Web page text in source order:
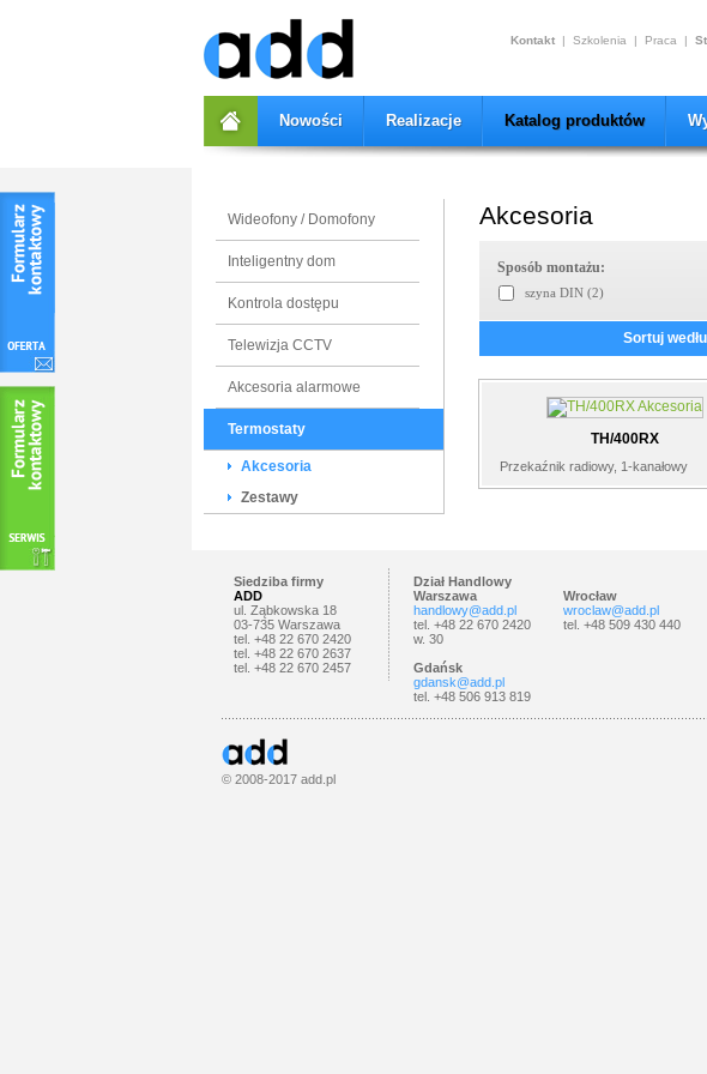
add
Kontakt| Szkolenia | Praca |
Nowości Realizacje Katalog produktów
Wideofony / Domofony
Inteligentny dom
Kontrola dostępu
Telewizja CCTV
Akcesoria alarmowe
Termostaty
Akcesoria
Zestawy
Akcesoria
Sposób montażu:
szyna DIN (2)
Sortuj
TH/400RX
Przekaźnik radiowy, 1-kanałowy
Siedziba firmy
ADD
ul. Ząbkowska 18
03-735 Warszawa
tel. +48 22 670 2420
tel. +48 22 670 2637
tel. +48 22 670 2457
Dział Handlowy
Warszawa
handlowy@add.pl
tel. +48 22 670 2420
w. 30
Gdańsk
gdansk@add.pl
tel. +48 506 913 819
Wrocław
wroclaw@add.pl
tel. +48 509 430 440
© 2008-2017 add.pl